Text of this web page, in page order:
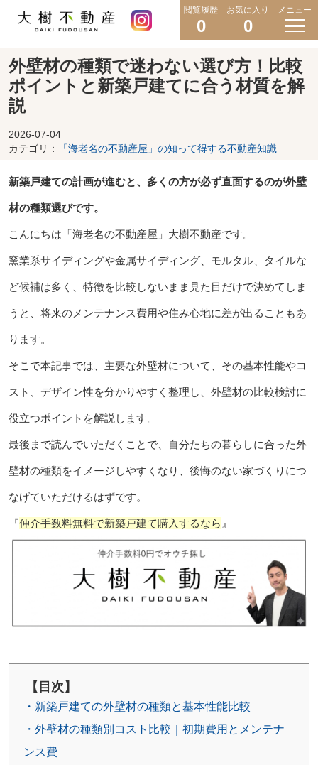
閲覧履歴
0
お気に入り
0
メニュー
外壁材の種類で迷わない選び方！比較
ポイントと新築戸建てに合う材質を解
説
2026-07-04
カテゴリ：
「海老名の不動産屋」の知って得する不動産知識
新築戸建ての計画が進むと、多くの方が必ず直面するのが外壁
材の種類選びです。
こんにちは「海老名の不動産屋」大樹不動産です。
窯業系サイディングや金属サイディング、モルタル、タイルな
ど候補は多く、特徴を比較しないまま見た目だけで決めてしま
うと、将来のメンテナンス費用や住み心地に差が出ることもあ
ります。
そこで本記事では、主要な外壁材について、その基本性能やコ
スト、デザイン性を分かりやすく整理し、外壁材の比較検討に
役立つポイントを解説します。
最後まで読んでいただくことで、自分たちの暮らしに合った外
壁材の種類をイメージしやすくなり、後悔のない家づくりにつ
なげていただけるはずです。
『仲介手数料無料で新築戸建て購入するなら 』
【目次】
・新築戸建ての外壁材の種類と基本性能比較
・外壁材の種類別コスト比較｜初期費用とメンテナ
ンス費